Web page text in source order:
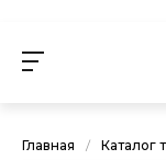
Главная / Каталог